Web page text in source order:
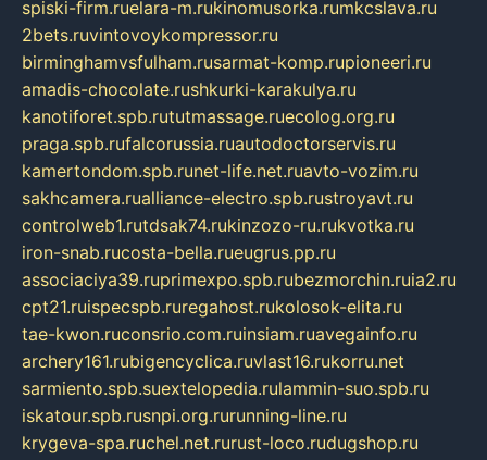
spiski-firm.ruelara-m.rukinomusorka.rumkcslava.ru
2bets.ruvintovoykompressor.ru
birminghamvsfulham.rusarmat-komp.rupioneeri.ru
amadis-chocolate.rushkurki-karakulya.ru
kanotiforet.spb.rututmassage.ruecolog.org.ru
praga.spb.rufalcorussia.ruautodoctorservis.ru
kamertondom.spb.runet-life.net.ruavto-vozim.ru
sakhcamera.rualliance-electro.spb.rustroyavt.ru
controlweb1.rutdsak74.rukinzozo-ru.rukvotka.ru
iron-snab.rucosta-bella.rueugrus.pp.ru
associaciya39.ruprimexpo.spb.rubezmorchin.ruia2.ru
cpt21.ruispecspb.ruregahost.rukolosok-elita.ru
tae-kwon.ruconsrio.com.ruinsiam.ruavegainfo.ru
archery161.rubigencyclica.ruvlast16.rukorru.net
sarmiento.spb.suextelopedia.rulammin-suo.spb.ru
iskatour.spb.rusnpi.org.rurunning-line.ru
krygeva-spa.ruchel.net.rurust-loco.rudugshop.ru